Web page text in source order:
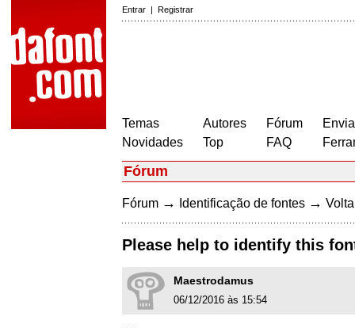
Entrar | Registrar
Temas
Novidades
Autores
Top
Fórum
FAQ
Fórum
Fórum → Identificação de fontes →
Please help to identify this
Maestrodamus
06/12/2016 às 15:54